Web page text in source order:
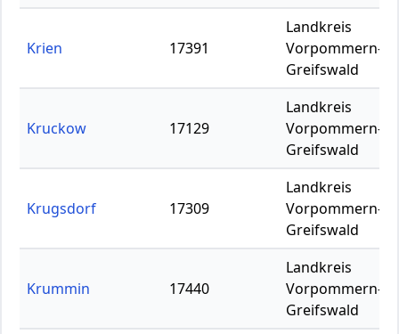
Krien 17391
Landkreis
Vorpommern-
Greifswald
Kruckow 17129
Landkreis
Vorpommern-
Greifswald
Krugsdorf 17309
Landkreis
Vorpommern-
Greifswald
Krummin 17440
Landkreis
Vorpommern-
Greifswald